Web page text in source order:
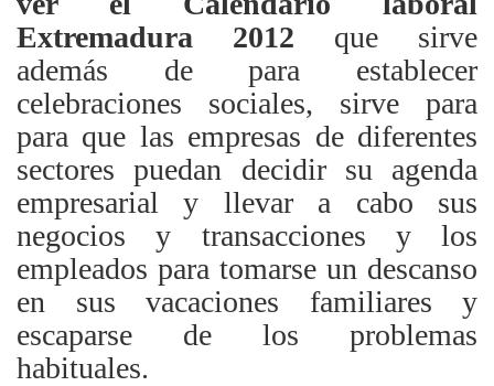
Extremadura 2012 que sirve
además de para establecer
celebraciones sociales, sirve para
para que las empresas de diferentes
sectores puedan decidir su agenda
empresarial y llevar a cabo sus
negocios y transacciones y los
empleados para tomarse un descanso
en sus vacaciones familiares y
escaparse de los problemas
habituales.